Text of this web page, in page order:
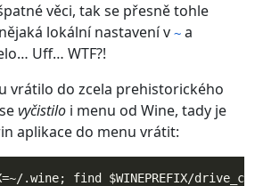
věci, tak se přesně tohle
lokální nastavení v ~ a
Uff… WTF?!
vrátilo do zcela prehistorického
vyčistilo i menu od Wine, tady je
aplikace do menu vrátit: